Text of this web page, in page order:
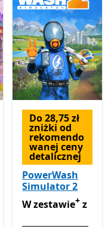
zakupu w aplikacji
Pass
Oferty zakupu
Do 28,75 zł
zniżki od
rekomendo
wanej ceny
detalicznej
PowerWash
Simulator 2
W zestawie z
W zestawie+ z